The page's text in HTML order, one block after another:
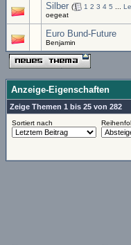
Silber ( 1 2 3 4 5
oegeat
Euro Bund-Future
Benjamin
Anzeige-Eigenschaften
Zeige Themen 1 bis 25 von 282
Sortiert nach